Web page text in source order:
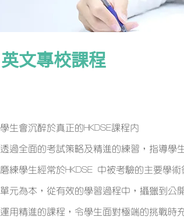
英文專校課程
學生會沉醉於真正的HKDSE課程內
透過全面的考試策略及精進的練習，指導學
磨練學生經常於HKDSE 中被考驗的主要學術
單元為本，從有效的學習過程中，攝獵到公
運用精進的課程，令學生面對極端的挑戰時